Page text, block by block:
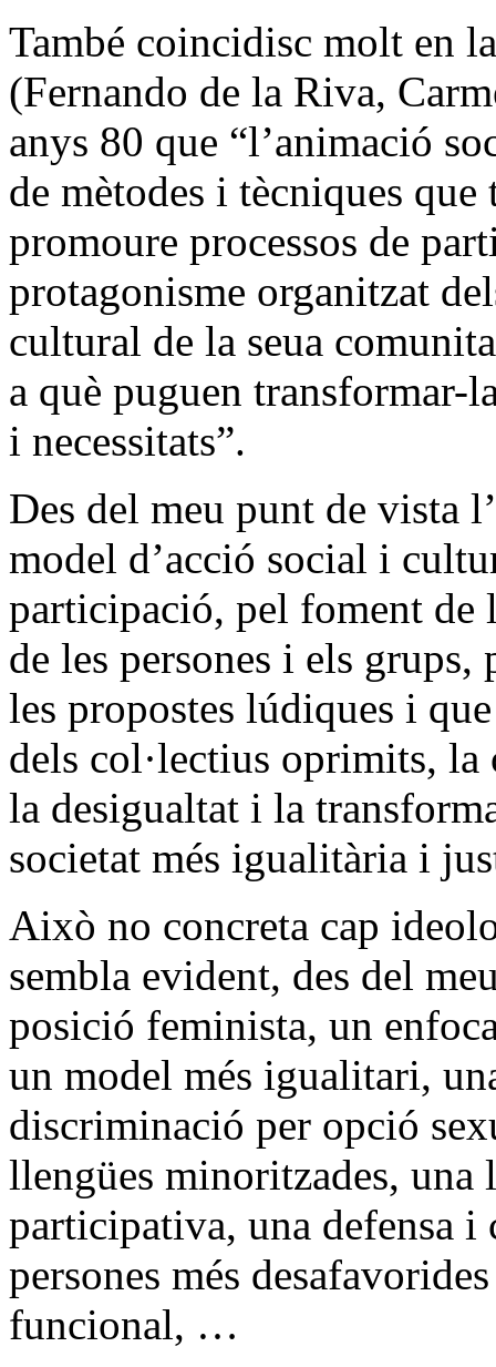
També coincidisc molt en
(Fernando de la Riva,
anys 80 que “l’animació
de mètodes i tècniques
promoure processos de
protagonisme organitzat
cultural de la seua
a què puguen transformar-
i necessitats”.
Des del meu punt de vista
model d’acció social i
participació, pel foment de
de les persones i els
les propostes lúdiques i
dels col·lectius oprimits, la
la desigualtat i la
societat més igualitària i
Això no concreta cap
sembla evident, des del
posició feminista, un
un model més igualitari,
discriminació per opció
llengües minoritzades, una
participativa, una defensa i
persones més
funcional, …